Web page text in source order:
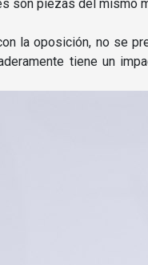
son piezas del mismo
la oposición, no se
tiene un